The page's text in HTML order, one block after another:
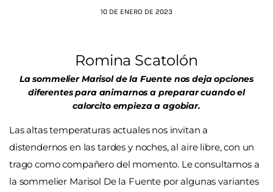
10 DE ENERO DE 2023
Romina Scatolón
La sommelier Marisol de la Fuente nos deja opciones
diferentes para animarnos a preparar cuando el
calorcito empieza a agobiar.
Las altas temperaturas actuales nos invitan a
distendernos en las tardes y noches, al aire libre, con un
trago como compañero del momento. Le consultamos a
la sommelier Marisol De la Fuente por algunas variantes